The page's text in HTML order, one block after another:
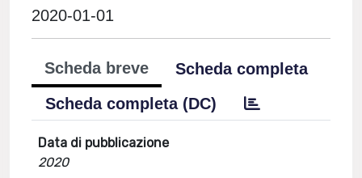
2020-01-01
Scheda breve
Scheda completa
Scheda completa (DC)
Data di pubblicazione
2020